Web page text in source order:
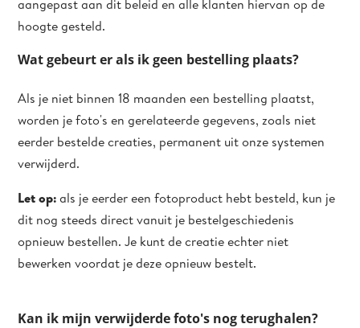
aangepast aan dit beleid en alle klanten hiervan op de
hoogte gesteld.
Wat gebeurt er als ik geen bestelling plaats?
Als je niet binnen 18 maanden een bestelling plaatst,
worden je foto's en gerelateerde gegevens, zoals niet
eerder bestelde creaties, permanent uit onze systemen
verwijderd.
Let op:als je eerder een fotoproduct hebt besteld, kun je
dit nog steeds direct vanuit je bestelgeschiedenis
opnieuw bestellen. Je kunt de creatie echter niet
bewerken voordat je deze opnieuw bestelt.
Kan ik mijn verwijderde foto's nog terughalen?